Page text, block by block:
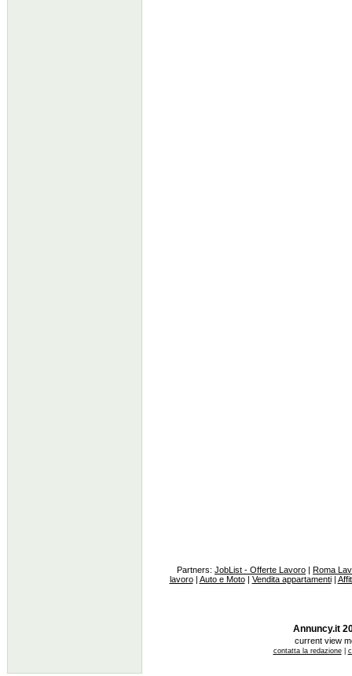
Partners: JobList - Offerte Lavoro | Roma
lavoro| Auto e Moto| Vendita appartamenti|
Annuncy.it
current view
contatta la redazione|